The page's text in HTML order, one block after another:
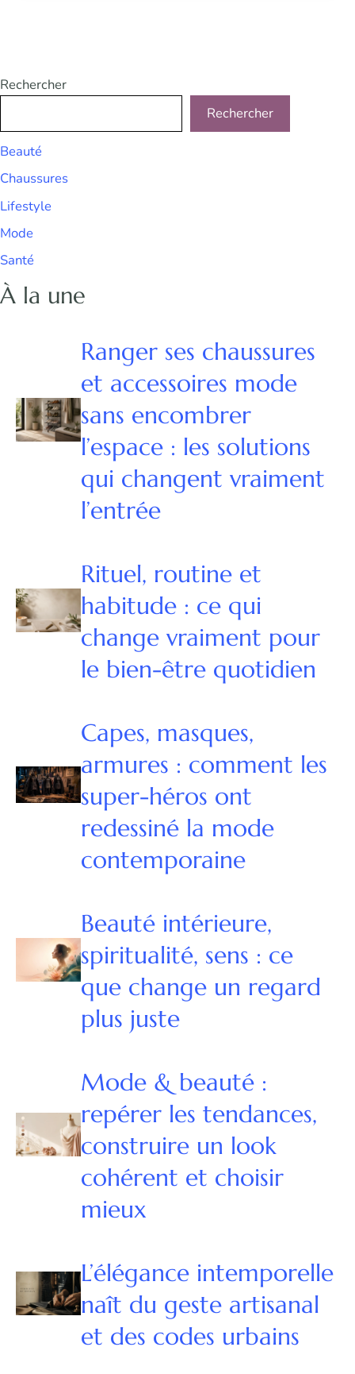
Rechercher
Rechercher
Beauté
Chaussures
Lifestyle
Mode
Santé
À la une
Ranger ses chaussures
et accessoires mode
sans encombrer
l’espace : les solutions
qui changent vraiment
l’entrée
Rituel, routine et
habitude : ce qui
change vraiment pour
le bien-être quotidien
Capes, masques,
armures : comment les
super-héros ont
redessiné la mode
contemporaine
Beauté intérieure,
spiritualité, sens : ce
que change un regard
plus juste
Mode & beauté :
repérer les tendances,
construire un look
cohérent et choisir
mieux
L’élégance intemporelle
naît du geste artisanal
et des codes urbains